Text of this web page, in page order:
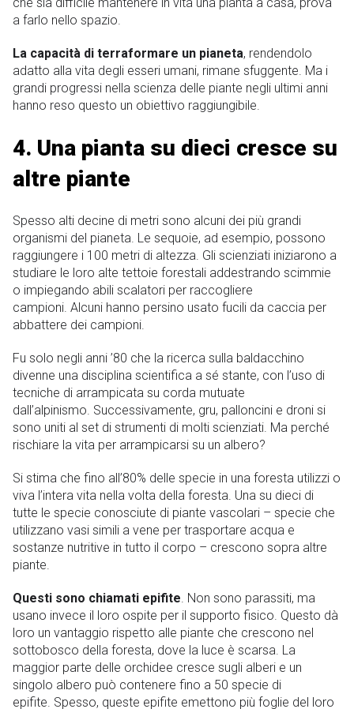
a farlo nello spazio.
La capacità di terraformare un pianeta, rendendolo
adatto alla vita degli esseri umani, rimane sfuggente. Ma i
grandi progressi nella scienza delle piante negli ultimi anni
hanno reso questo un obiettivo raggiungibile.
4. Una pianta su dieci cresce su
altre piante
Spesso alti decine di metri sono alcuni dei più grandi
organismi del pianeta. Le sequoie, ad esempio, possono
raggiungere i 100 metri di altezza. Gli scienziati iniziarono a
studiare le loro alte tettoie forestali addestrando scimmie
o impiegando abili scalatori per raccogliere
campioni. Alcuni hanno persino usato fucili da caccia per
abbattere dei campioni.
Fu solo negli anni ’80 che la ricerca sulla baldacchino
divenne una disciplina scientifica a sé stante, con l’uso di
tecniche di arrampicata su corda mutuate
dall’alpinismo. Successivamente, gru, palloncini e droni si
sono uniti al set di strumenti di molti scienziati. Ma perché
rischiare la vita per arrampicarsi su un albero?
Si stima che fino all’80% delle specie in una foresta utilizzi o
viva l’intera vita nella volta della foresta. Una su dieci di
tutte le specie conosciute di piante vascolari – specie che
utilizzano vasi simili a vene per trasportare acqua e
sostanze nutritive in tutto il corpo – crescono sopra altre
piante.
Questi sono chiamati epifite. Non sono parassiti, ma
usano invece il loro ospite per il supporto fisico. Questo dà
loro un vantaggio rispetto alle piante che crescono nel
sottobosco della foresta, dove la luce è scarsa. La
maggior parte delle orchidee cresce sugli alberi e un
singolo albero può contenere fino a 50 specie di
epifite. Spesso, queste epifite emettono più foglie del loro